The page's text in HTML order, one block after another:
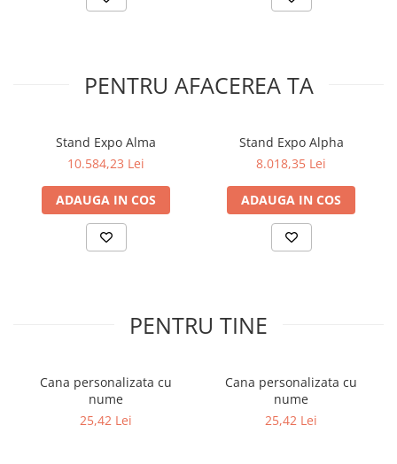
PENTRU AFACEREA TA
Stand Expo Alma
10.584,23 Lei
ADAUGA IN COS
Stand Expo Alpha
8.018,35 Lei
ADAUGA IN COS
PENTRU TINE
Cana personalizata cu
nume
25,42 Lei
Cana personalizata cu
nume
25,42 Lei